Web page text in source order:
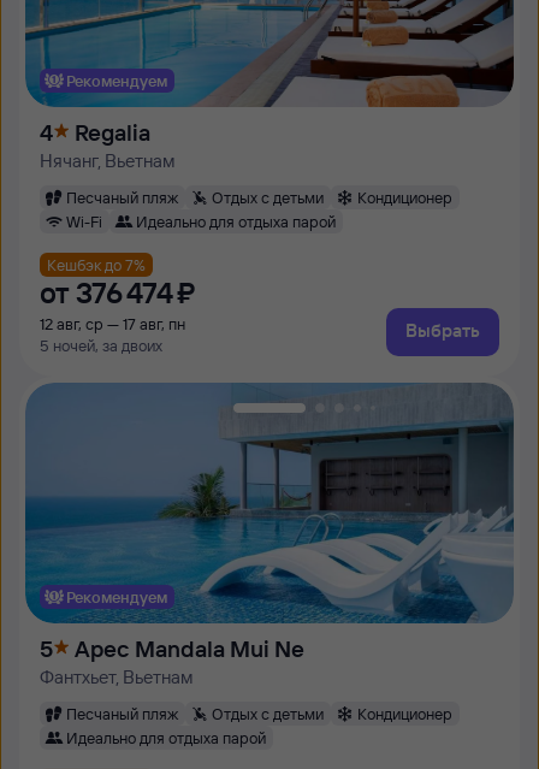
Рекомендуем
4 Regalia
Нячанг, Вьетнам
Песчаный пляж Отдых с детьми
Кондиционер
Wi-Fi
Идеально для отдыха парой
Кешбэк до 7%
от 376 ⁠474 ⁠₽
12 авг, ср — 17 авг, пн
5 ночей, за двоих
Выбрать
Рекомендуем
5 Apec Mandala Mui Ne
Фантхьет, Вьетнам
Песчаный пляж Отдых с детьми
Кондиционер
Идеально для отдыха парой